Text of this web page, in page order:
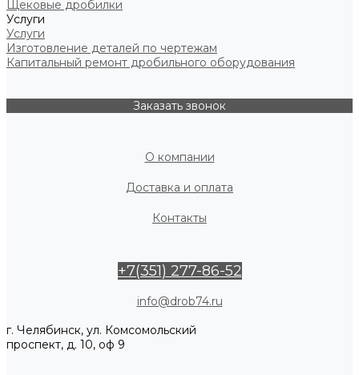
Щековые дробилки
Услуги
Услуги
Изготовление деталей по чертежам
Капитальный ремонт дробильного оборудования
Заказать звонок
О компании
Доставка и оплата
Контакты
+7(351) 277-86-52
info@drob74.ru
г. Челябинск, ул. Комсомольский
проспект, д. 10, оф 9